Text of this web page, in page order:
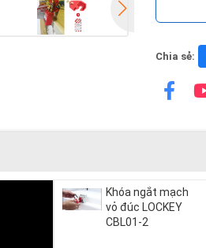
Chia sẻ:
Khóa ngắt mạch
vỏ đúc LOCKEY
CBL01-2